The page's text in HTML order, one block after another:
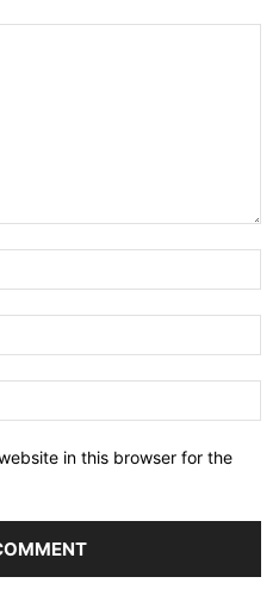
in this browser for the